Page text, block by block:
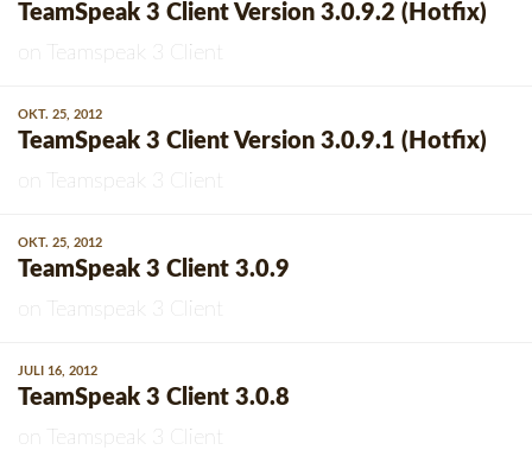
TeamSpeak 3 Client Version 3.0.9.2 (Hotfix)
Teamspeak 3 Client
OKT. 25, 2012
TeamSpeak 3 Client Version 3.0.9.1 (Hotfix)
Teamspeak 3 Client
OKT. 25, 2012
TeamSpeak 3 Client 3.0.9
Teamspeak 3 Client
JULI 16, 2012
TeamSpeak 3 Client 3.0.8
Teamspeak 3 Client